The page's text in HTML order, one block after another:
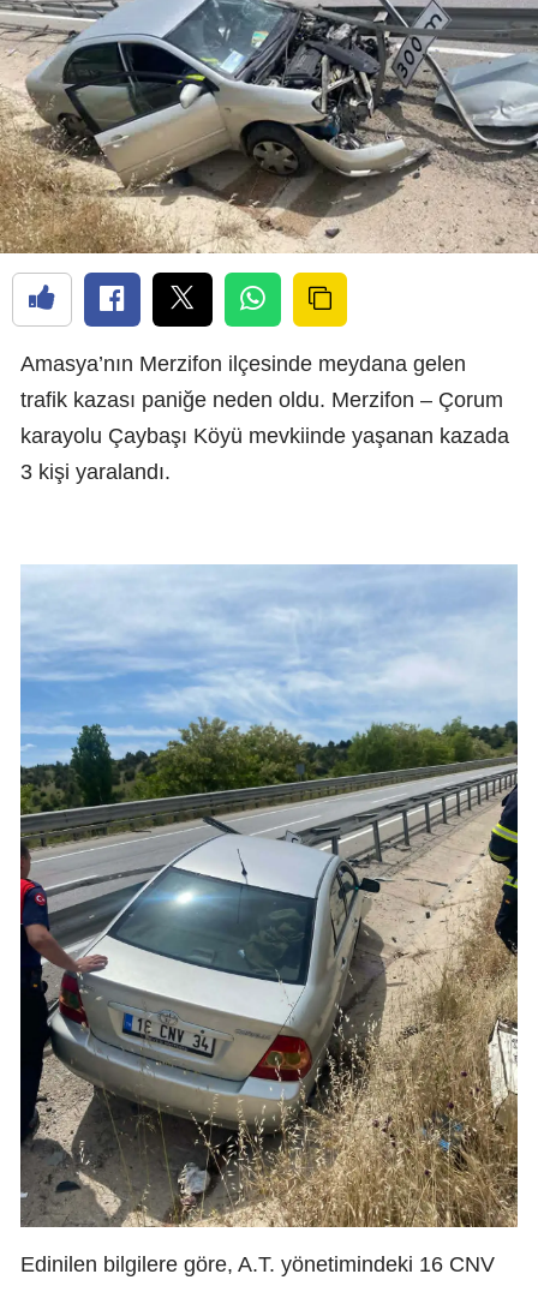
Amasya’nın Merzifon ilçesinde meydana gelen
trafik kazası paniğe neden oldu. Merzifon – Çorum
karayolu Çaybaşı Köyü mevkiinde yaşanan kazada
3 kişi yaralandı.
Edinilen bilgilere göre, A.T. yönetimindeki 16 CNV